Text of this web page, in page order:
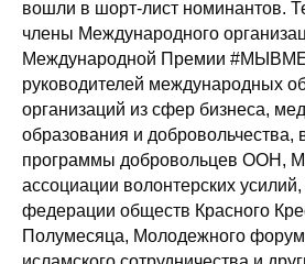
вошли в шорт-лист номинантов.
члены Международного
Международной Премии
руководителей международных
организаций из сфер бизнеса,
образования и добровольчества,
программы добровольцев ООН,
ассоциации волонтерских
федерации обществ Красного
Полумесяца, Молодежного